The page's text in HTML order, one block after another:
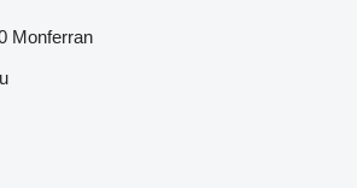
Monferran